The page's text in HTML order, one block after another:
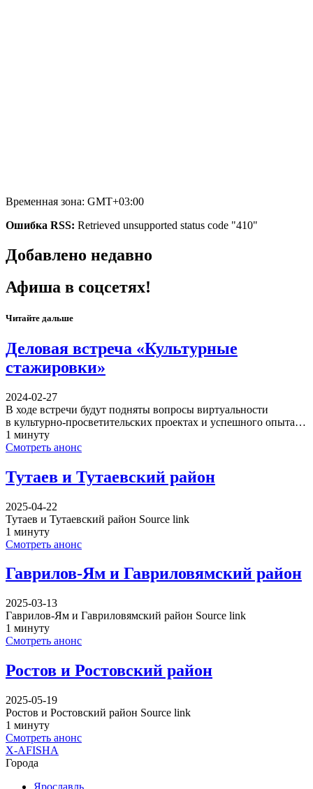
Временная зона: GMT+03:00
Ошибка RSS: Retrieved unsupported status code "410"
Добавлено недавно
Афиша в соцсетях!
Читайте дальше
Деловая встреча «Культурные
стажировки»
2024-02-27
В ходе встречи будут подняты вопросы виртуальности
в культурно-просветительских проектах и успешного опыта…
1 минуту
Смотреть анонс
Тутаев и Тутаевский район
2025-04-22
Тутаев и Тутаевский район Source link
1 минуту
Смотреть анонс
Гаврилов-Ям и Гавриловямский район
2025-03-13
Гаврилов-Ям и Гавриловямский район Source link
1 минуту
Смотреть анонс
Ростов и Ростовский район
2025-05-19
Ростов и Ростовский район Source link
1 минуту
Смотреть анонс
X-AFISHA
Города